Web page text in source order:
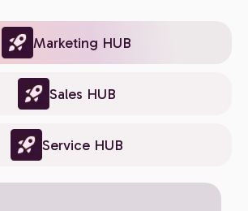
Marketing HUB
Sales HUB
Service HUB